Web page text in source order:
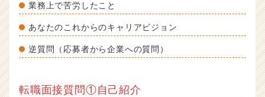
業務上で苦労したこと
あなたのこれからのキャリアビジョン
逆質問（応募者から企業への質問）
転職面接質問①自己紹介